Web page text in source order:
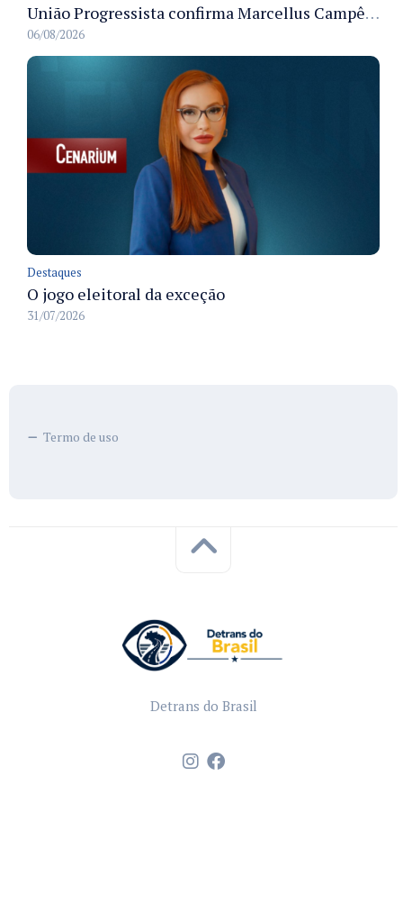
União Progressista confirma Marcellus Campêlo como candidato a deputado estadual
06/08/2026
Destaques
O jogo eleitoral da exceção
31/07/2026
Termo de uso
Detrans do Brasil